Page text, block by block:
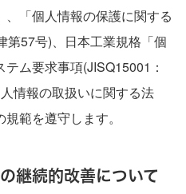
「個人情報の保護に関する
第57号)、日本工業規格「個
ム要求事項(JISQ15001：
情報の取扱いに関する法
範を遵守します。
継続的改善について